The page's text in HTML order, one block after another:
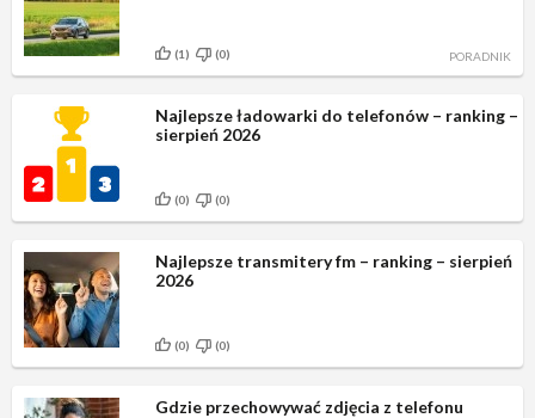
PORADNIK
(1) (0)
Najlepsze ładowarki do telefonów – ranking –
sierpień 2026
(0) (0)
Najlepsze transmitery fm – ranking – sierpień
2026
(0) (0)
Gdzie przechowywać zdjęcia z telefonu